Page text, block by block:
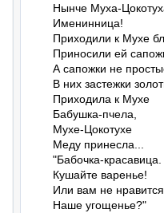
Нынче Муха-
Именинница!
Приходили к Мухе
Приносили ей
А сапожки не
В них застежки
Приходила к Мухе
Бабушка-пчела,
Мухе-Цокотухе
Меду принесла...
"Бабочка-красавица.
Кушайте варенье!
Или вам не нравится
Наше угощенье?"